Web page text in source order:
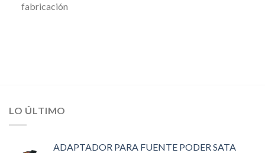
fabricación
LO ÚLTIMO
ADAPTADOR PARA FUENTE PODER SATA